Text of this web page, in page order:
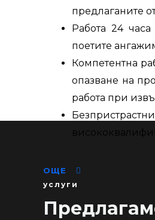
предлаганите
Работа 24
поетите
Компетентна
опазване на
работа при
ОЩЕ
услуги